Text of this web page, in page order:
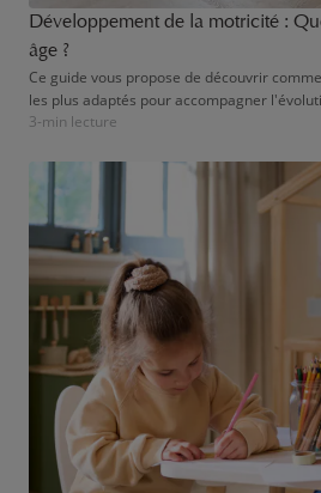
Développement de la motricité :
âge ?
Ce guide vous propose de découvrir
les plus adaptés pour accompagner
en tenant compte de son âge et de ses
jouet après l'autre.
3-min lecture